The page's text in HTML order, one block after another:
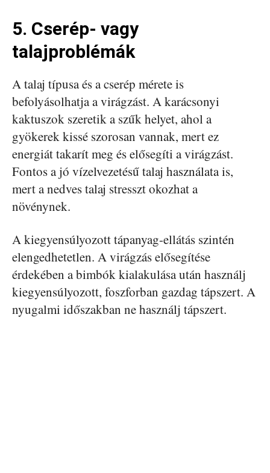
5. Cserép- vagy
talajproblémák
A talaj típusa és a cserép mérete is
befolyásolhatja a virágzást. A karácsonyi
kaktuszok szeretik a szűk helyet, ahol a
gyökerek kissé szorosan vannak, mert ez
energiát takarít meg és elősegíti a virágzást.
Fontos a jó vízelvezetésű talaj használata is,
mert a nedves talaj stresszt okozhat a
növénynek.
A kiegyensúlyozott tápanyag-ellátás szintén
elengedhetetlen. A virágzás elősegítése
érdekében a bimbók kialakulása után használj
kiegyensúlyozott, foszforban gazdag tápszert. A
nyugalmi időszakban ne használj tápszert.